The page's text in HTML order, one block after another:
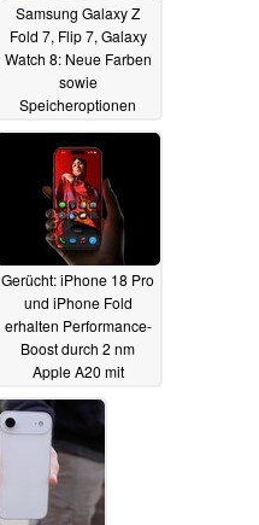
Samsung Galaxy Z
Fold 7, Flip 7, Galaxy
Watch 8: Neue Farben
sowie
Speicheroptionen
04.06.2025
Gerücht: iPhone 18 Pro
und iPhone Fold
erhalten Performance-
Boost durch 2 nm
Apple A20 mit
03.06.2025